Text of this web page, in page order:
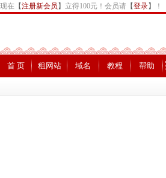
现在 【注册新会员 】 立得100元！会员请 【登录】 ！
首 页 租网站 域名 教程 帮助